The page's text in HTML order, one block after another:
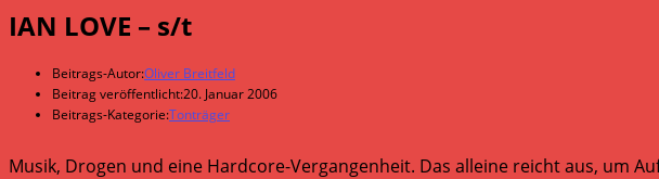
IAN LOVE – s/t
Beitrags-Autor:Oliver Breitfeld
Beitrag veröffentlicht:20. Januar 2006
Beitrags-Kategorie:Tonträger
Musik, Drogen und eine Hardcore-Vergangenheit. Das alleine reicht aus, um